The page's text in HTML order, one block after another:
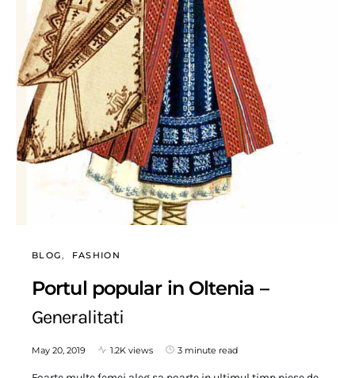
BLOG FASHION
Portul popular in Oltenia –
Generalitati
May 20, 2019 1.2K views 3 minute read